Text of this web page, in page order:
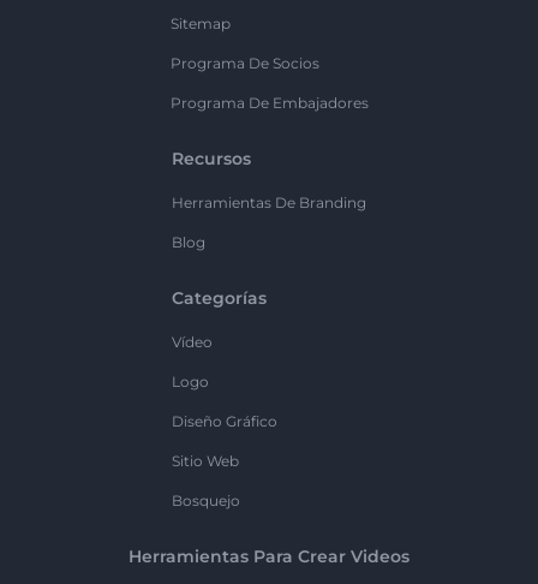
Sitemap
Programa De Socios
Programa De Embajadores
Recursos
Herramientas De Branding
Blog
Categorías
Vídeo
Logo
Diseño Gráfico
Sitio Web
Bosquejo
Herramientas Para Crear Videos